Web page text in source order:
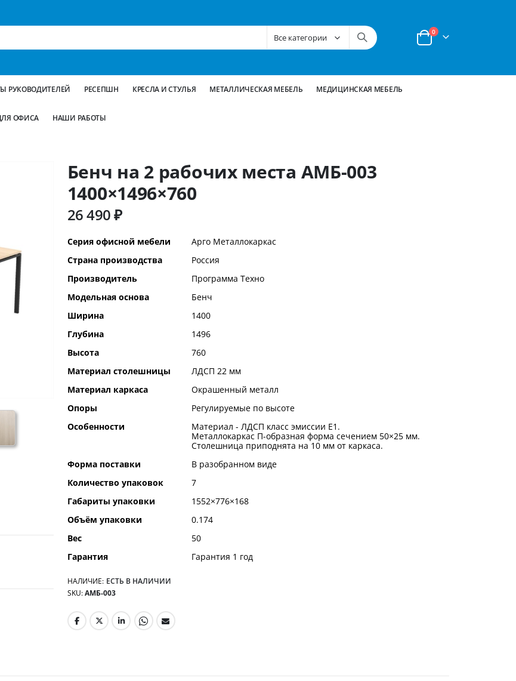
Корзина
0позиции
РУКОВОДИТЕЛЕЙ РЕСЕПШН КРЕСЛА И СТУЛЬЯ МЕТАЛЛИЧЕСКАЯ МЕБЕЛЬ МЕДИЦИНСКАЯ МЕБЕЛЬ
ОФИСА НАШИ РАБОТЫ
Бенч на 2 рабочих места АМБ-003
1400×1496×760
26 490 ₽
Дополнительная
информация
Серия офисной мебели
Арго Металлокаркас
Страна производства
Россия
Производитель
Программа Техно
Модельная основа
Бенч
Ширина
1400
Глубина
1496
Высота
760
Материал столешницы
ЛДСП 22 мм
Материал каркаса
Окрашенный металл
Опоры
Регулируемые по высоте
Особенности
Материал - ЛДСП класс эмиссии Е1.
Металлокаркас П-образная форма сечением 50×25 мм.
Столешница приподнята на 10 мм от каркаса.
Форма поставки
В разобранном виде
Количество упаковок
7
Габариты упаковки
1552×776×168
Объём упаковки
0.174
Вес
50
Гарантия
Гарантия 1 год
НАЛИЧИЕ: ЕСТЬ В НАЛИЧИИ
SKU АМБ-003